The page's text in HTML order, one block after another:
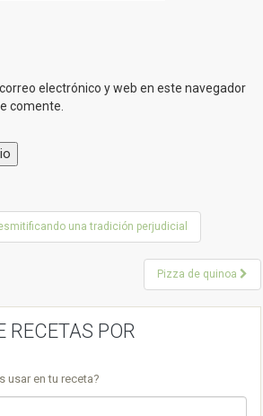
electrónico y web en este navegador
comente.
una tradición perjudicial
Pizza de quinoa
RECETAS POR
usar en tu receta?